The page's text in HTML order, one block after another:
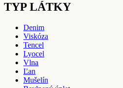
TYP LÁTKY
Denim
Viskóza
Tencel
Lyocel
Vlna
Ľan
Mušelín